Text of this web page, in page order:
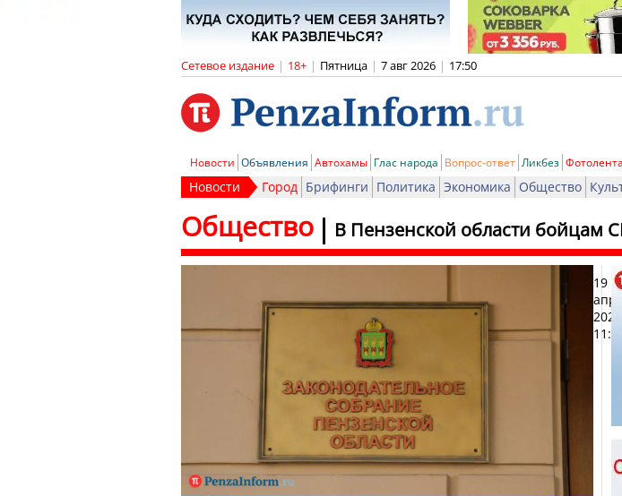
Сетевое издание | 18+ | Пятница | 7 авг 2026 | 17:50
Новости Объявления Автохамы Глас народа Вопрос-ответ Ликбез Фотолента
Новости Город Брифинги Политика Экономика Общество
В Пензенской области бойцам
Общество
19
2025,
11:48